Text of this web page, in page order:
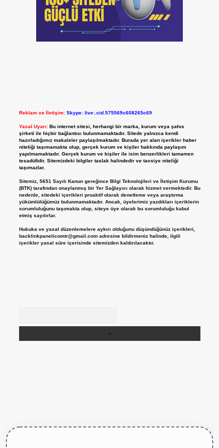
Reklam ve İletişim: Skype: live:.cid.575569c608265c69
Yasal Uyarı: Bu internet sitesi, herhangi bir marka, kurum veya şahıs
şirketi ile hiçbir bağlantısı bulunmamaktadır. Sitede yalnızca kendi
hazırladığımız makaleler paylaşılmaktadır. Burada yer alan içerikler haber
niteliği taşımamakta olup, gerçek kurum ve kişiler hakkında paylaşım
yapılmamaktadır. Gerçek kurum ve kişiler ile isim benzerlikleri tamamen
tesadüfidir. Sitemizdeki bilgiler taslak halindedir ve tavsiye niteliği
taşımazlar.
Sitemiz, 5651 Sayılı Kanun gereğince Bilgi Teknolojileri ve İletişim Kurumu
(BTK) tarafından onaylanmış bir Yer Sağlayıcı olarak hizmet vermektedir. Bu
nedenle, sitedeki içerikleri proaktif olarak denetleme veya araştırma
yükümlülüğümüz bulunmamaktadır. Ancak, üyelerimiz yazdıkları içeriklerin
sorumluluğunu taşımakta olup, siteye üye olarak bu sorumluluğu kabul
etmiş sayılırlar.
Hukuka ve yasal düzenlemelere aykırı olduğunu düşündüğünüz içerikleri,
backlinkpanelicomtr@gmail.comadresine bildirmeniz halinde, ilgili
içerikler yasal süre içerisinde sitemizden kaldırılacaktır.